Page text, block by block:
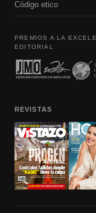
Código etico
PREMIOS A LA
EDITORIAL
REVISTAS